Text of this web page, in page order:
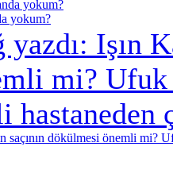
yokum?
saçının dökülmesi önemli mi?